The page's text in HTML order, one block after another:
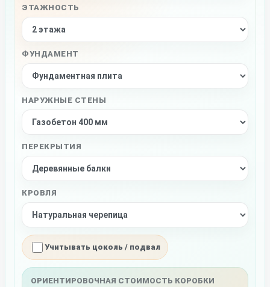
ЭТАЖНОСТЬ
ФУНДАМЕНТ
НАРУЖНЫЕ СТЕНЫ
ПЕРЕКРЫТИЯ
КРОВЛЯ
Учитывать цоколь / подвал
ОРИЕНТИРОВОЧНАЯ СТОИМОСТЬ КОРОБКИ